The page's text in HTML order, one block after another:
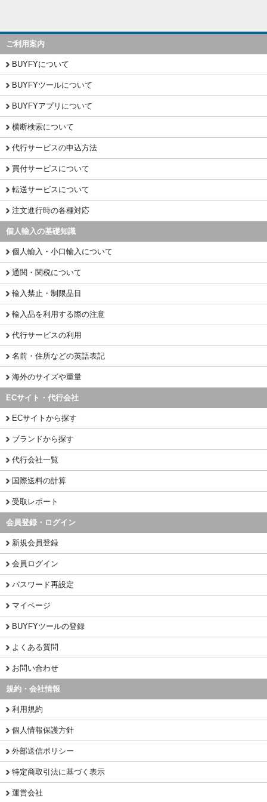
ご利用案内
BUYFYについて
BUYFYツールについて
BUYFYアプリについて
横断検索について
代行サービスの申込方法
買付サービスについて
転送サービスについて
注文進行時の各種対応
個人輸入の基礎知識
個人輸入・小口輸入について
通関・関税について
輸入禁止・制限品目
輸入品を利用する際の注意
代行サービスの利用
名前・住所などの英語表記
海外のサイズや重量
ECサイト・代行会社
ECサイトから探す
ブランドから探す
代行会社一覧
国際送料の計算
受取レポート
会員登録・ログイン
新規会員登録
会員ログイン
パスワード再設定
マイページ
BUYFYツールの登録
よくある質問
お問い合わせ
規約・会社情報
利用規約
個人情報保護方針
外部送信ポリシー
特定商取引法に基づく表示
運営会社